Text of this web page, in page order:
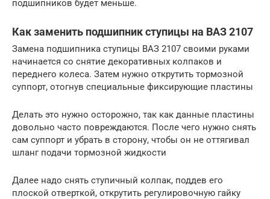
подшипников будет меньше.
Как заменить подшипник ступицы на ВАЗ 2107
Замена подшипника ступицы ВАЗ 2107 своими руками
начинается со снятие декоративных колпаков и
переднего колеса. Затем нужно открутить тормозной
суппорт, отогнув специальные фиксирующие пластины
Делать это нужно осторожно, так как данные пластины
довольно часто повреждаются. После чего нужно снять
сам суппорт и убрать в сторону, чтобы он не оттягивал
шланг подачи тормозной жидкости
Далее надо снять ступичный колпак, поддев его
плоской отверткой, открутить регулировочную гайку